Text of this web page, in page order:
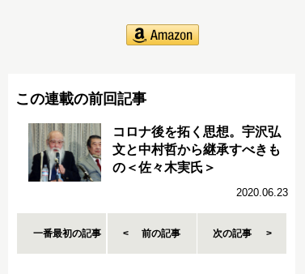
この連載の前回記事
コロナ後を拓く思想。宇沢弘
文と中村哲から継承すべきも
の＜佐々木実氏＞
2020.06.23
一番最初の記事 前の記事 次の記事